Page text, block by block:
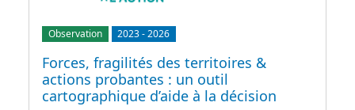
Observation 2023-2026
Forces, fragilités des territoires &
actions probantes : un outil
cartographique d’aide à la décision